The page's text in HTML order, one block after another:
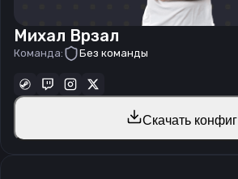
Михал Врзал
Команда: Без команды
Скачать конфиг